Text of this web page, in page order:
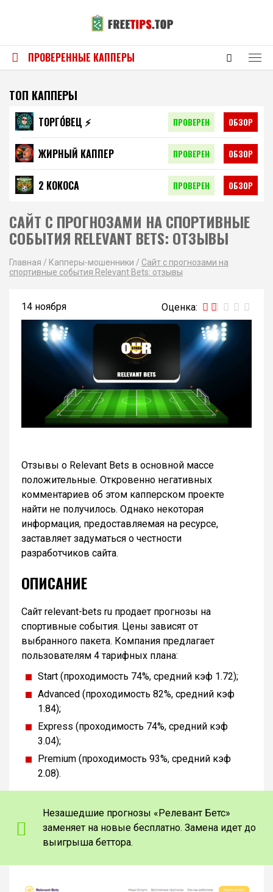
ПРОВЕРЕННЫЕ КАППЕРЫ
ТОП КАППЕРЫ
ТОРГО́ВЕЦ ⚡️ ПРОВЕРЕН ОБЗОР
ЖИРНЫЙ КАППЕР ПРОВЕРЕН ОБЗОР
2 КОКОСА ПРОВЕРЕН ОБЗОР
САЙТ С ПРОГНОЗАМИ НА СПОРТИВНЫЕ
СОБЫТИЯ RELEVANT BETS: ОТЗЫВЫ
Главная / Капперы-мошенники / Сайт с прогнозами на
спортивные события Relevant Bets: отзывы
14 ноября
Отзывы о Relevant Bets в основной массе
положительные. Откровенно негативных
комментариев об этом капперском проекте
найти не получилось. Однако некоторая
информация, предоставляемая на ресурсе,
заставляет задуматься о честности
разработчиков сайта.
ОПИСАНИЕ
Сайт relevant-bets ru продает прогнозы на
спортивные события. Цены зависят от
выбранного пакета. Компания предлагает
пользователям 4 тарифных плана:
Start (проходимость 74%, средний кэф 1.72);
Advanced (проходимость 82%, средний кэф
1.84);
Express (проходимость 74%, средний кэф
3.04);
Premium (проходимость 93%, средний кэф
2.08).
Незашедшие прогнозы «Релевант Бетс»
заменяет на новые бесплатно. Замена идет до
выигрыша беттора.